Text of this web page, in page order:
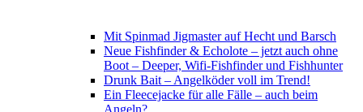
Mit Spinmad Jigmaster auf Hecht und Barsch
Neue Fishfinder & Echolote – jetzt auch ohne
Boot – Deeper, Wifi-Fishfinder und Fishhunter
Drunk Bait – Angelköder voll im Trend!
Ein Fleecejacke für alle Fälle – auch beim
Angeln?